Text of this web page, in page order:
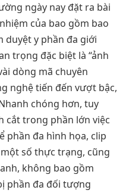
ngày nay đặt ra bài
của bao gồm bao
duyệt y phần đa giới
trọng đặc biệt là “ảnh
dòng mã chuyên
nghệ tiến đến vượt bậc,
chóng hơn, tuy
cắt trong phần lớn việc
phần đa hình họa, clip
số thực trạng, cũng
không bao gồm
phần đa đối tượng